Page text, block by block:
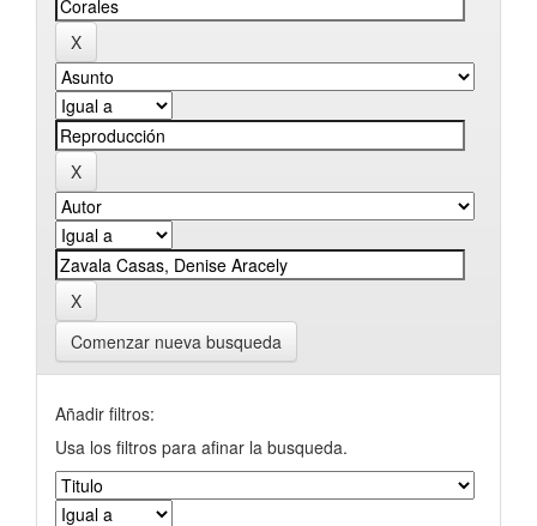
Comenzar nueva busqueda
Añadir filtros:
Usa los filtros para afinar la busqueda.